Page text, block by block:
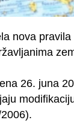
nova
26. juna